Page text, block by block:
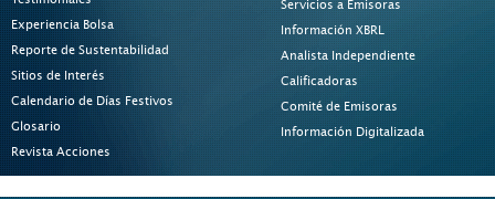
Experiencia Bolsa
Reporte de Sustentabilidad
Sitios de Interés
Calendario de Días Festivos
Glosario
Revista Acciones
Servicios a Emisoras
Información XBRL
Analista Independiente
Calificadoras
Comité de Emisoras
Información Digitalizada